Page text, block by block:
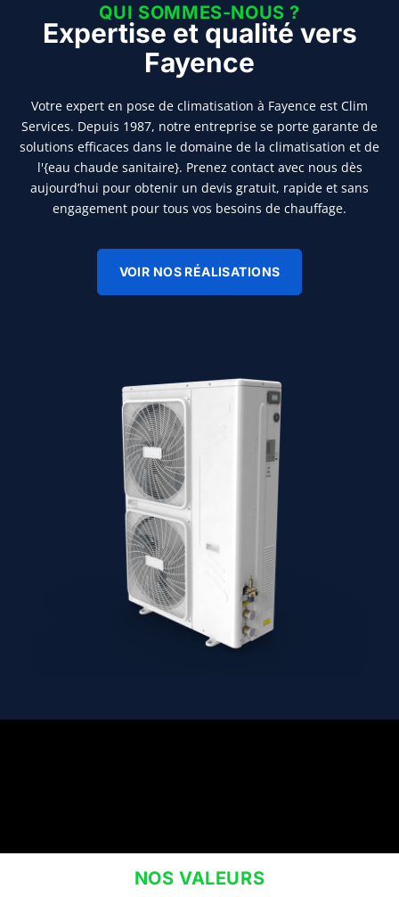
QUI SOMMES-NOUS ?
Expertise et qualité vers
Fayence
Votre expert en pose de climatisation à Fayence est Clim
Services. Depuis 1987, notre entreprise se porte garante de
solutions efficaces dans le domaine de la climatisation et de
l'{eau chaude sanitaire}. Prenez contact avec nous dès
aujourd’hui pour obtenir un devis gratuit, rapide et sans
engagement pour tous vos besoins de chauffage.
VOIR NOS RÉALISATIONS
NOS VALEURS